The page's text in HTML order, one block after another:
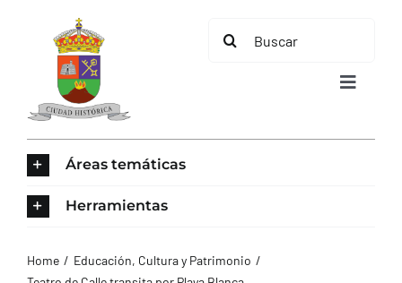
contenido
Buscar:
Toggle
Áreas temáticas
Herramientas
Home
Educación, Cultura y Patrimonio